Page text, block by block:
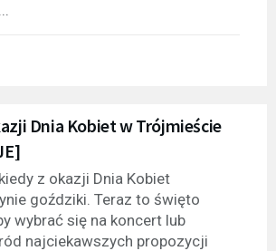
Dnia Kobiet w Trójmieście
z okazji Dnia Kobiet
goździki. Teraz to święto
wybrać się na koncert lub
najciekawszych propozycji